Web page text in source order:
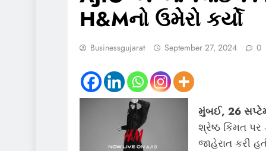
H&Mનો ઉમેરો કર્યો
Businessgujarat September 27, 2024 0
મુંબઈ, 26
શ્રેષ્ઠ કિંમત પર
જાહેરાત કરી